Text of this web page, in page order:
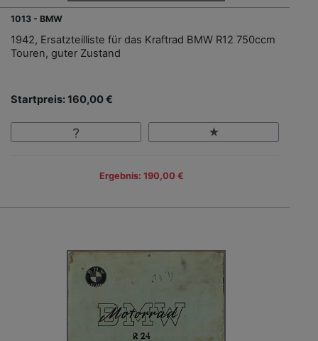
1013 - BMW
1942, Ersatzteilliste für das Kraftrad BMW R12 750ccm
Touren, guter Zustand
Startpreis: 160,00 €
Ergebnis: 190,00 €